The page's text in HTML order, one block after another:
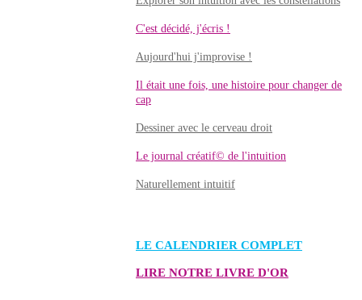
C'est décidé, j'écris !
Aujourd'hui j'improvise !
Il était une fois, une histoire pour changer de
cap
Dessiner avec le cerveau droit
Le journal créatif© de l'intuition
Naturellement intuitif
LE CALENDRIER COMPLET
LIRE NOTRE LIVRE D'OR